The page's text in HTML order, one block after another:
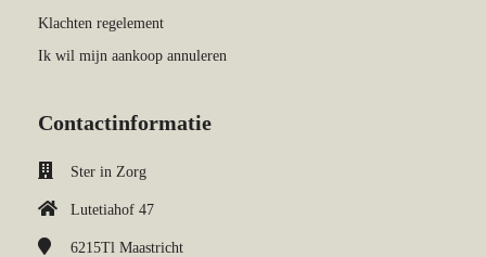
Klachten regelement
Ik wil mijn aankoop annuleren
Contactinformatie
Ster in Zorg
Lutetiahof 47
6215Tl Maastricht